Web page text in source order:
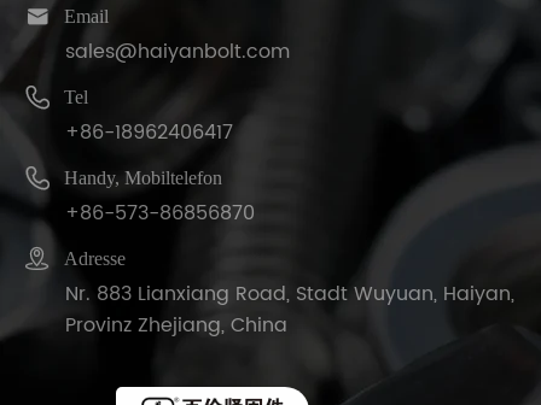
 Email
sales@haiyanbolt.com
 Tel
+86-18962406417
 Handy, Mobiltelefon
+86-573-86856870
 Adresse
Nr. 883 Lianxiang Road, Stadt Wuyuan, Haiyan,
Provinz Zhejiang, China